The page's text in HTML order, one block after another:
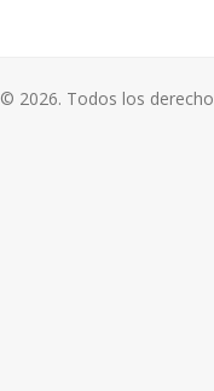
© 2026. Todos los